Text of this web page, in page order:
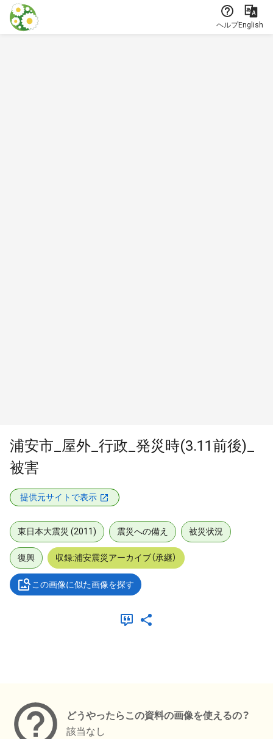
本文に飛ぶ
ヘルプEnglish
浦安市_屋外_行政_発災時(3.11前後)_
被害
提供元サイトで表示
東日本大震災 (2011) 震災への備え 被災状況
復興 収録:浦安震災アーカイブ（承継）
この画像に似た画像を探す
どうやったらこの資料の画像を使えるの？
該当なし